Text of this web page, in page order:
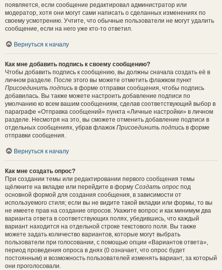
появляется, если сообщение редактировал администратор или
модератор, хотя они могут сами написать о сделанных изменениях по
своему усмотрению. Учтите, что обычные пользователи не могут удалить
сообщение, если на него уже кто-то ответил.
Вернуться к началу
Как мне добавить подпись к своему сообщению?
Чтобы добавить подпись к сообщению, вы должны сначала создать её в
личном разделе. После этого вы можете отметить флажком пункт
Присоединить подпись в форме отправки сообщения, чтобы подпись
добавилась. Вы также можете настроить добавление подписи по
умолчанию ко всем вашим сообщениям, сделав соответствующий выбор в
параграфе «Отправка сообщений» пункта «Личные настройки» в личном
разделе. Несмотря на это, вы сможете отменить добавление подписи в
отдельных сообщениях, убрав флажок Присоединить подпись в форме
отправки сообщения.
Вернуться к началу
Как мне создать опрос?
При создании темы или редактировании первого сообщения темы
щёлкните на вкладке или перейдите в форму Создать опрос под
основной формой для создания сообщения, в зависимости от
используемого стиля; если вы не видите такой вкладки или формы, то вы
не имеете прав на создание опросов. Укажите вопрос и как минимум два
варианта ответа в соответствующих полях, убедившись, что каждый
вариант находится на отдельной строке текстового поля. Вы также
можете задать количество вариантов, которые могут выбрать
пользователи при голосовании, с помощью опции «Вариантов ответа»,
период проведения опроса в днях (0 означает, что опрос будет
постоянным) и возможность пользователей изменять вариант, за который
они проголосовали.